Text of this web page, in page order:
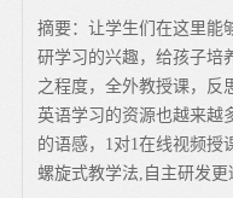
摘要：让学生们在这里能
研学习的兴趣，给孩子培
之程度，全外教授课，反
英语学习的资源也越来越
的语感，1对1在线视频授
螺旋式教学法,自主研发更